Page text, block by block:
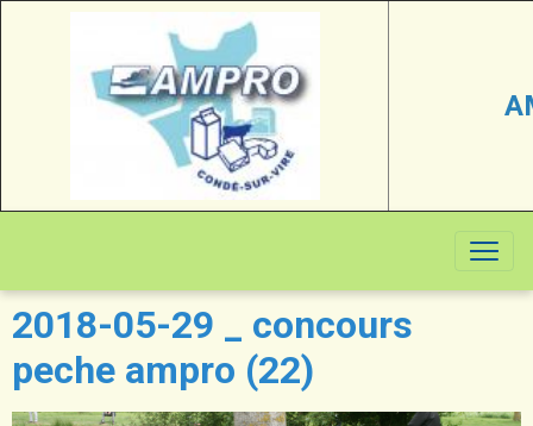
2018-05-29 _ concours
peche ampro (22)